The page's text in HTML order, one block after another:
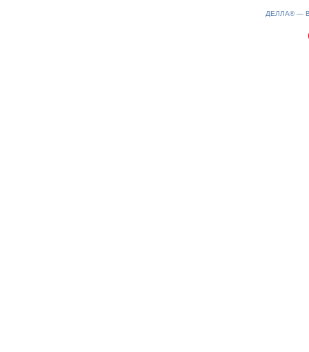
ДЕЛЛА® —